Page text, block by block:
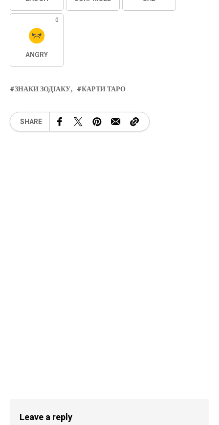
0
ANGRY
ЗНАКИ ЗОДІАКУ КАРТИ ТАРО
SHARE
Leave a reply